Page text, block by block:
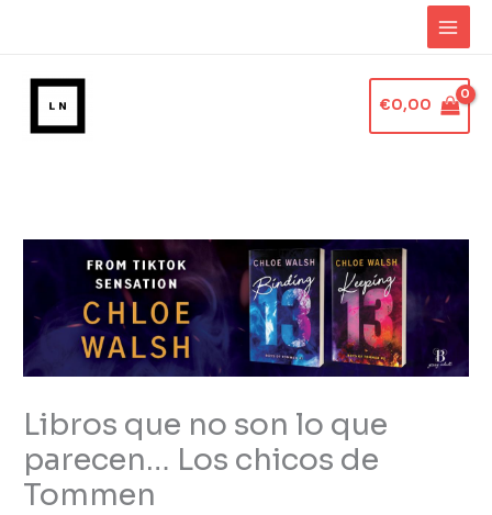
€0,00
Libros que no son lo que
parecen… Los chicos de
Tommen